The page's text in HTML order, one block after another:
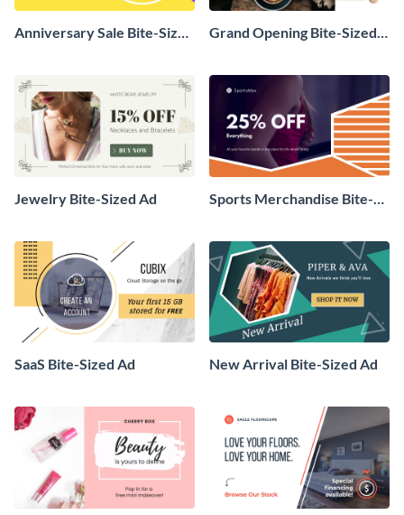
Anniversary Sale Bite-Sized
Grand Opening Bite-Sized
Jewelry Bite-Sized Ad
Sports Merchandise Bite-
SaaS Bite-Sized Ad New Arrival Bite-Sized Ad